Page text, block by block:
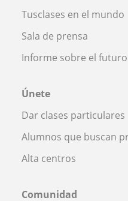
Tusclases en el mundo
Sala de prensa
Informe sobre el
Únete
Dar clases particulares
Alumnos que buscan
Alta centros
Comunidad